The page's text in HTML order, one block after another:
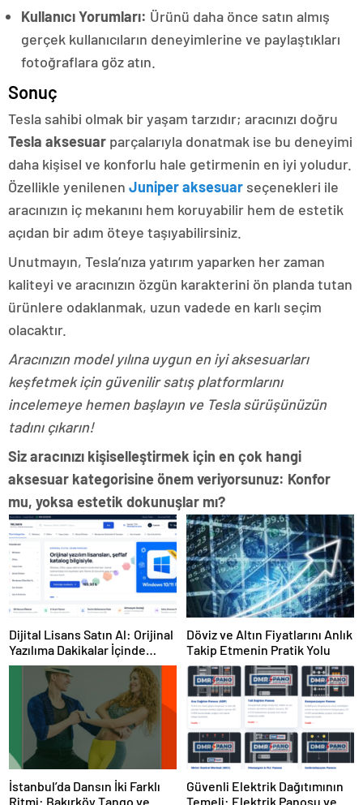
Kullanıcı Yorumları: Ürünü daha önce satın almış
gerçek kullanıcıların deneyimlerine ve paylaştıkları
fotoğraflara göz atın.
Sonuç
Tesla sahibi olmak bir yaşam tarzıdır; aracınızı doğru
Tesla aksesuar parçalarıyla donatmak ise bu deneyimi
daha kişisel ve konforlu hale getirmenin en iyi yoludur.
Özellikle yenilenen Juniper aksesuar seçenekleri ile
aracınızın iç mekanını hem koruyabilir hem de estetik
açıdan bir adım öteye taşıyabilirsiniz.
Unutmayın, Tesla’nıza yatırım yaparken her zaman
kaliteyi ve aracınızın özgün karakterini ön planda tutan
ürünlere odaklanmak, uzun vadede en karlı seçim
olacaktır.
Aracınızın model yılına uygun en iyi aksesuarları
keşfetmek için güvenilir satış platformlarını
incelemeye hemen başlayın ve Tesla sürüşünüzün
tadını çıkarın!
Siz aracınızı kişiselleştirmek için en çok hangi
aksesuar kategorisine önem veriyorsunuz: Konfor
mu, yoksa estetik dokunuşlar mı?
Dijital Lisans Satın Al: Orijinal
Yazılıma Dakikalar İçinde
Sahip Olun
Döviz ve Altın Fiyatlarını Anlık
Takip Etmenin Pratik Yolu
İstanbul’da Dansın İki Farklı
Ritmi: Bakırköy Tango ve
Güvenli Elektrik Dağıtımının
Temeli: Elektrik Panosu ve